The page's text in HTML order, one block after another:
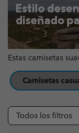
Estilo
diseñado
Estas camisetas
Camisetas
Todos los filtros